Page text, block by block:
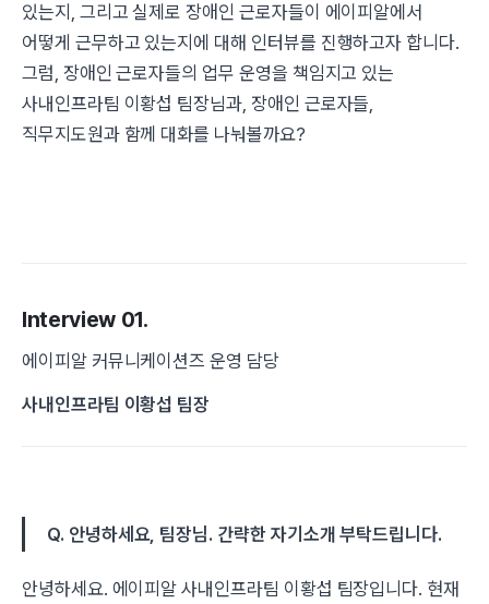
있는지, 그리고 실제로 장애인 근로자들이 에이피알에서
어떻게 근무하고 있는지에 대해 인터뷰를 진행하고자 합니다.
그럼, 장애인 근로자들의 업무 운영을 책임지고 있는
사내인프라팀 이황섭 팀장님과, 장애인 근로자들,
직무지도원과 함께 대화를 나눠볼까요?
Interview 01.
에이피알 커뮤니케이션즈 운영 담당
사내인프라팀 이황섭 팀장
Q. 안녕하세요, 팀장님. 간략한 자기소개 부탁드립니다.
안녕하세요. 에이피알 사내인프라팀 이황섭 팀장입니다. 현재